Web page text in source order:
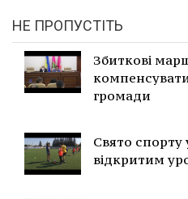
НЕ ПРОПУСТІТЬ
Збиткові
громади
Свято спорту
відкритим